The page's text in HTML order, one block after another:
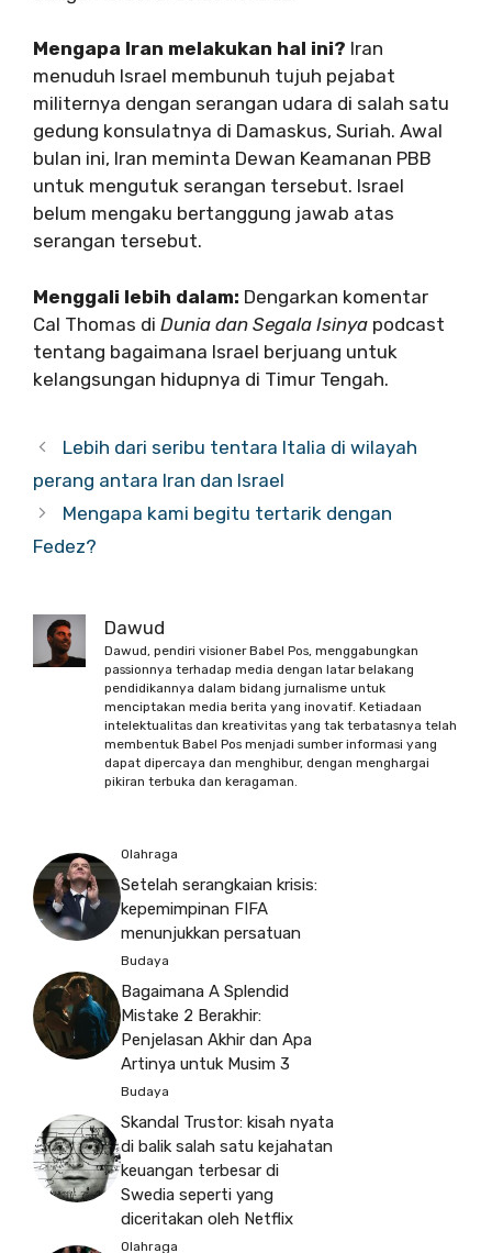
Mengapa Iran melakukan hal ini? Iran
menuduh Israel membunuh tujuh pejabat
militernya dengan serangan udara di salah satu
gedung konsulatnya di Damaskus, Suriah. Awal
bulan ini, Iran meminta Dewan Keamanan PBB
untuk mengutuk serangan tersebut. Israel
belum mengaku bertanggung jawab atas
serangan tersebut.
Menggali lebih dalam: Dengarkan komentar
Cal Thomas di Dunia dan Segala Isinya podcast
tentang bagaimana Israel berjuang untuk
kelangsungan hidupnya di Timur Tengah.
Lebih dari seribu tentara Italia di wilayah
perang antara Iran dan Israel
Mengapa kami begitu tertarik dengan
Fedez?
Dawud
Dawud, pendiri visioner Babel Pos, menggabungkan
passionnya terhadap media dengan latar belakang
pendidikannya dalam bidang jurnalisme untuk
menciptakan media berita yang inovatif. Ketiadaan
intelektualitas dan kreativitas yang tak terbatasnya telah
membentuk Babel Pos menjadi sumber informasi yang
dapat dipercaya dan menghibur, dengan menghargai
pikiran terbuka dan keragaman.
Olahraga
Setelah serangkaian krisis:
kepemimpinan FIFA
menunjukkan persatuan
Budaya
Bagaimana A Splendid
Mistake 2 Berakhir:
Penjelasan Akhir dan Apa
Artinya untuk Musim 3
Budaya
Skandal Trustor: kisah nyata
di balik salah satu kejahatan
keuangan terbesar di
Swedia seperti yang
diceritakan oleh Netflix
Olahraga